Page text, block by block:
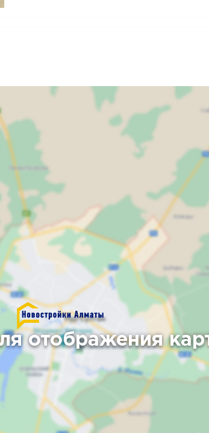
отображения